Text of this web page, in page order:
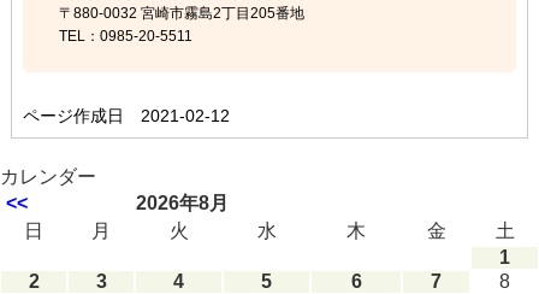
〒880-0032 宮崎市霧島2丁目205番地
TEL：0985-20-5511
ページ作成日 2021-02-12
カレンダー
<<
2026年8月
日
月 火 水 木 金
土
1
2
3 4 5 6 7
8